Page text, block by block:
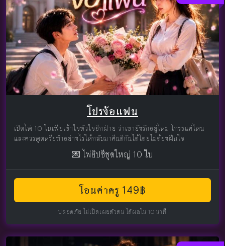
โปรง้อแฟน
เปิดไพ่ 10 ใบเพื่อเข้าใจหัวใจอีกฝ่าย ว่าเขายังรักอยู่ไหม โกรธแค่ไหน
และควรพูดหรือทำอย่างไรให้กลับมาคืนดีกันได้โดยไม่ต้องฝืนใจ
💌 ไพ่ยิปซีชุดใหญ่ 10 ใบ
โอนค่าครู 149฿
ปลอดภัย ไม่เปิดเผยตัวตน ได้ผลใน 10 นาที